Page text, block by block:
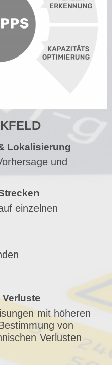
Lokalisierung
und
einzelnen
mit höheren
von
Verlusten